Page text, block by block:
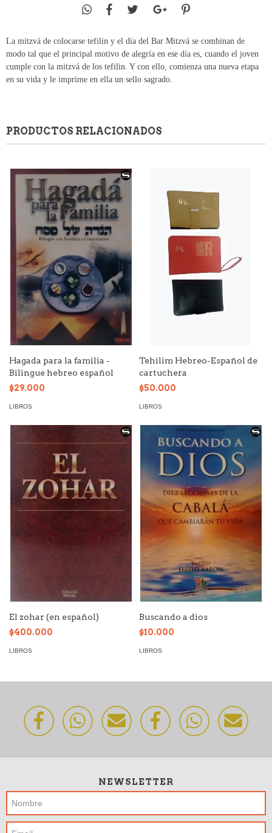
La mitzvá de colocarse tefilin y el día del Bar Mitzvá se combinan de
modo tal que el principal motivo de alegría en ese día es, cuando el joven
cumple con la mitzvá de los tefilin. Y con ello, comienza una nueva etapa
en su vida y le imprime en ella un sello sagrado.
PRODUCTOS RELACIONADOS
Hagada para la familia -
Bilingue hebreo español
$29.000
LIBROS
Tehilim Hebreo-Español de
cartuchera
$50.000
LIBROS
El zohar (en español)
$400.000
LIBROS
Buscando a dios
$10.000
LIBROS
NEWSLETTER